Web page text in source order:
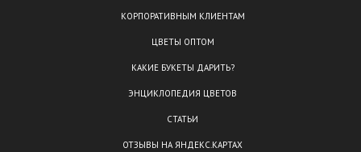
КОРПОРАТИВНЫМ КЛИЕНТАМ
ЦВЕТЫ ОПТОМ
КАКИЕ БУКЕТЫ ДАРИТЬ?
ЭНЦИКЛОПЕДИЯ ЦВЕТОВ
СТАТЬИ
ОТЗЫВЫ НА ЯНДЕКС.КАРТАХ